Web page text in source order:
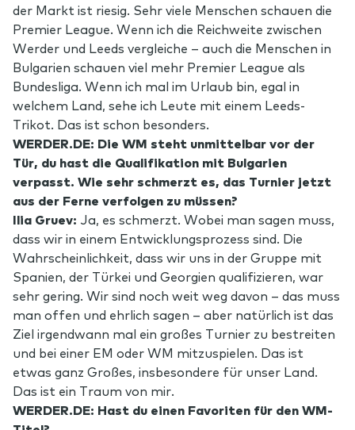
der Markt ist riesig. Sehr viele Menschen schauen die
Premier League. Wenn ich die Reichweite zwischen
Werder und Leeds vergleiche – auch die Menschen in
Bulgarien schauen viel mehr Premier League als
Bundesliga. Wenn ich mal im Urlaub bin, egal in
welchem Land, sehe ich Leute mit einem Leeds-
Trikot. Das ist schon besonders.
WERDER.DE: Die WM steht unmittelbar vor der
Tür, du hast die Qualifikation mit Bulgarien
verpasst. Wie sehr schmerzt es, das Turnier jetzt
aus der Ferne verfolgen zu müssen?
Ilia Gruev: Ja, es schmerzt. Wobei man sagen muss,
dass wir in einem Entwicklungsprozess sind. Die
Wahrscheinlichkeit, dass wir uns in der Gruppe mit
Spanien, der Türkei und Georgien qualifizieren, war
sehr gering. Wir sind noch weit weg davon – das muss
man offen und ehrlich sagen – aber natürlich ist das
Ziel irgendwann mal ein großes Turnier zu bestreiten
und bei einer EM oder WM mitzuspielen. Das ist
etwas ganz Großes, insbesondere für unser Land.
Das ist ein Traum von mir.
WERDER.DE: Hast du einen Favoriten für den WM-